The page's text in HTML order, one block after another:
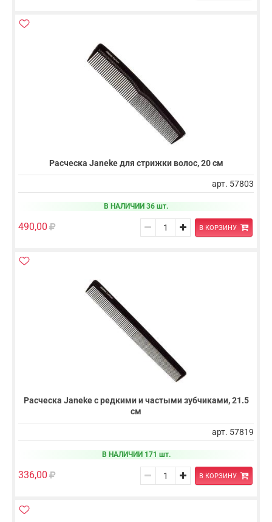
Расческа Janeke для стрижки волос, 20 cм
арт. 57803
В НАЛИЧИИ 36 шт.
490,00 В КОРЗИНУ
Расческа Janeke с редкими и частыми зубчиками, 21.5
см
арт. 57819
В НАЛИЧИИ 171 шт.
336,00 В КОРЗИНУ